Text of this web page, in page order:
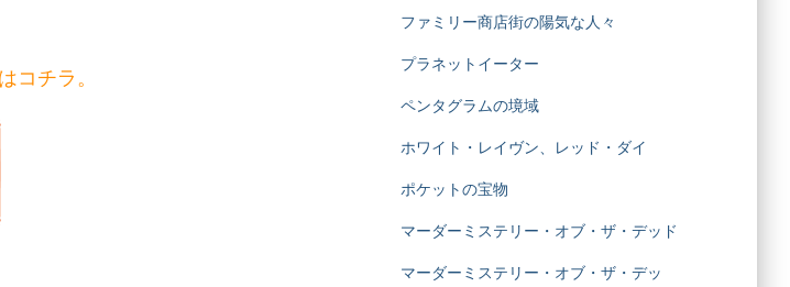
コチラ。
ファミリー商店街の陽気な人々
プラネットイーター
ペンタグラムの境域
ホワイト・レイヴン、レッド・ダイ
ポケットの宝物
マーダーミステリー・オブ・ザ・デッド
マーダーミステリー・オブ・ザ・デッ